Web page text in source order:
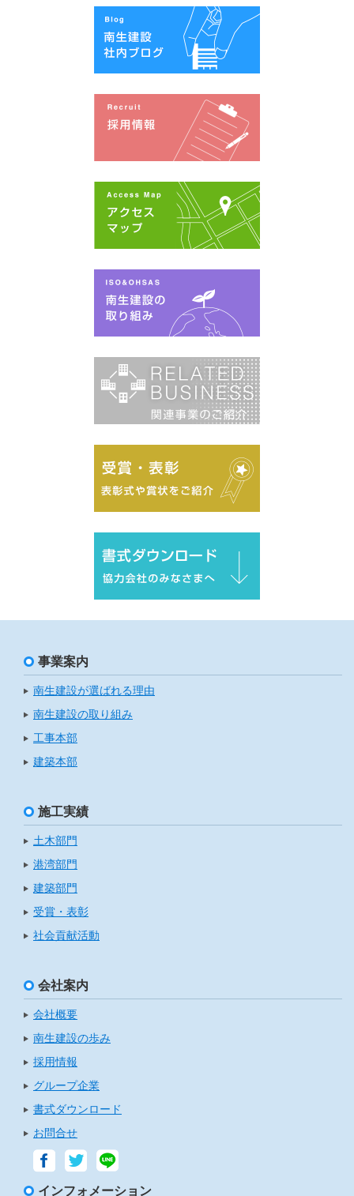
事業案内
南生建設が選ばれる理由
南生建設の取り組み
工事本部
建築本部
施工実績
土木部門
港湾部門
建築部門
受賞・表彰
社会貢献活動
会社案内
会社概要
南生建設の歩み
採用情報
グループ企業
書式ダウンロード
お問合せ
インフォメーション